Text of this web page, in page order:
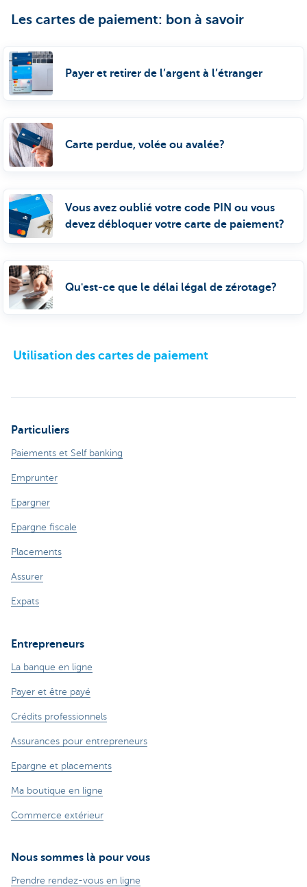
Les cartes de paiement: bon à savoir
Payer et retirer de l’argent à l’étranger
Carte perdue, volée ou avalée?
Vous avez oublié votre code PIN ou vous
devez débloquer votre carte de paiement?
Qu'est-ce que le délai légal de zérotage?
Utilisation des cartes de paiement
Particuliers
Paiements et Self banking
Emprunter
Epargner
Epargne fiscale
Placements
Assurer
Expats
Entrepreneurs
La banque en ligne
Payer et être payé
Crédits professionnels
Assurances pour entrepreneurs
Epargne et placements
Ma boutique en ligne
Commerce extérieur
Nous sommes là pour vous
Prendre rendez-vous en ligne